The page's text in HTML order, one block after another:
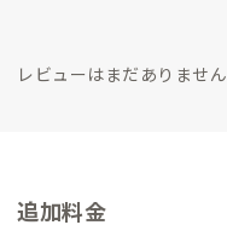
レビューはまだありません
追加料金